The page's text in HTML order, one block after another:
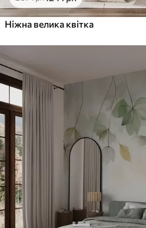
Ніжна велика квітка